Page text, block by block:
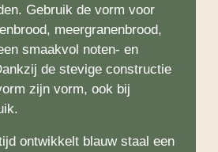
Gebruik de vorm voor
meergranenbrood,
smaakvol noten- en
de stevige constructie
zijn vorm, ook bij
ontwikkelt blauw staal een